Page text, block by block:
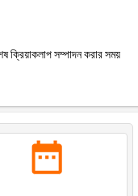
ক্রিয়াকলাপ সম্পাদন করার সময়